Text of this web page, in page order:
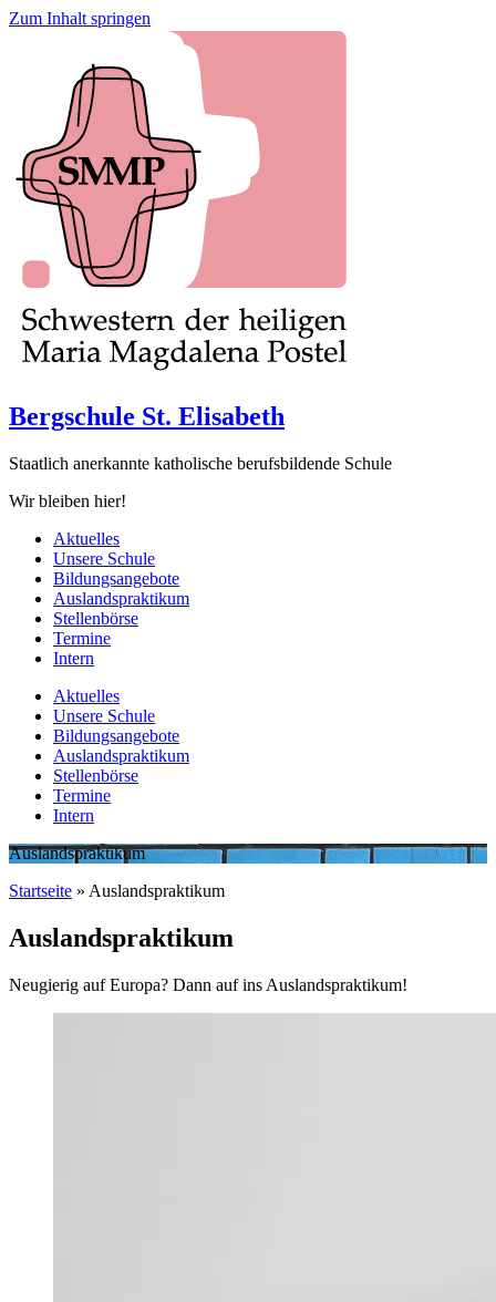
Zum Inhalt springen
Bergschule St. Elisabeth
Staatlich anerkannte katholische berufsbildende Schule
Wir bleiben hier!
Aktuelles
Unsere Schule
Bildungsangebote
Auslandspraktikum
Stellenbörse
Termine
Intern
Aktuelles
Unsere Schule
Bildungsangebote
Auslandspraktikum
Stellenbörse
Termine
Intern
Auslandspraktikum
Startseite » Auslandspraktikum
Auslandspraktikum
Neugierig auf Europa? Dann auf ins Auslandspraktikum!